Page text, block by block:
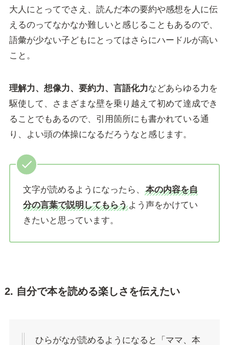
大人にとってでさえ、読んだ本の要約や感想を人に伝
えるのってなかなか難しいと感じることもあるので、
語彙が少ない子どもにとってはさらにハードルが高い
こと。
理解力、想像力、要約力、言語化力などあらゆる力を
駆使して、さまざまな壁を乗り越えて初めて達成でき
ることでもあるので、引用箇所にも書かれている通
り、よい頭の体操になるだろうなと感じます。
文字が読めるようになったら、本の内容を自
分の言葉で説明してもらうよう声をかけてい
きたいと思っています。
2. 自分で本を読める楽しさを伝えたい
ひらがなが読めるようになると「ママ、本